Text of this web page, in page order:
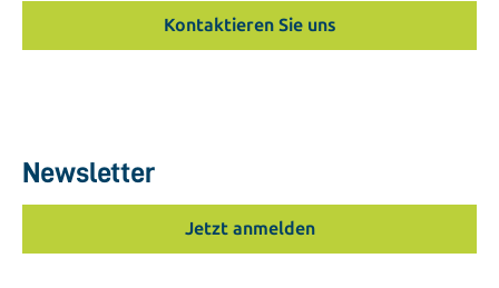
Kontaktieren Sie uns
Newsletter
Jetzt anmelden